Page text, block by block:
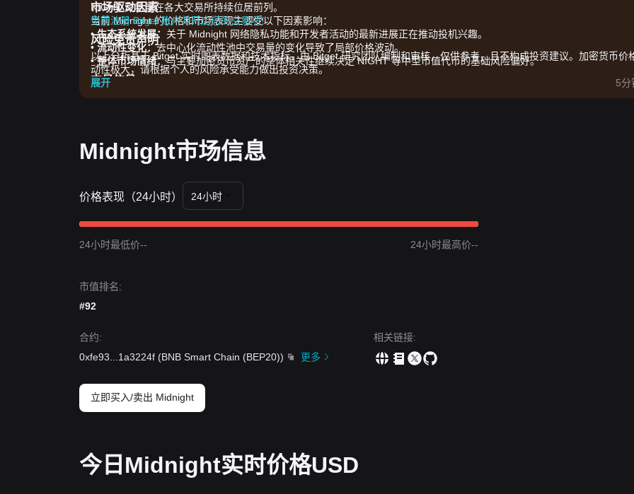
市场驱动因素
当前 Midnight 的价格和市场表现主要受以下因素影响：
•生态系统发展： 关于 Midnight 网络隐私功能和开发者活动的最新进展正在推动投机兴趣。
•流动性变化：去中心化流动性池中交易量的变化导致了局部价格波动。
•整体市场情绪：与主要加密货币资产的整体相关性继续决定 NIGHT 等中型市值代币的基础风险偏好。
交易信号
风险情景
• 如果 Midnight 价格跌破$0.0140关口，市场可能进入更深度的调整期，甚至测试更低的心理价位。
基于当前的市场结构，建议以下参考策略：
• 等待 Midnight 价格回调至$0.0145支撑区域分批建仓。
趋势投资者
• 只要市场保持在
趋势总结
从短期来看，Midnight 在过去 7 天内表现出
的价格结构，市场情绪总体
市场展望
能是$0.0120。
市场共识
分析师的普遍共识是，虽然 Midnight 短期内可能会经历持续的横盘整理或小幅波动，但只要其维持在关键的
NIGHT 交易量在各大交易所持续位居前列。
免费注册 Bitget 账户并开启您的交易吧！
风险免责声明
以上分析基于 Bitget 实时图表数据和技术指标，由 Bitget 研究团队编制和审核，仅供参考，且不构成投资建议。加密货币价
动性极大，请根据个人的风险承受能力做出投资决策。
展开
5分
Midnight市场信息
价格表现（24小时） 24小时
24小时最低价-- 24小时最高价--
市值排名:
#92
合约:
0xfe93
1a3224f (BNB Smart Chain (BEP20)) 更多
相关链接:
立即买入/卖出 Midnight
今日Midnight实时价格USD